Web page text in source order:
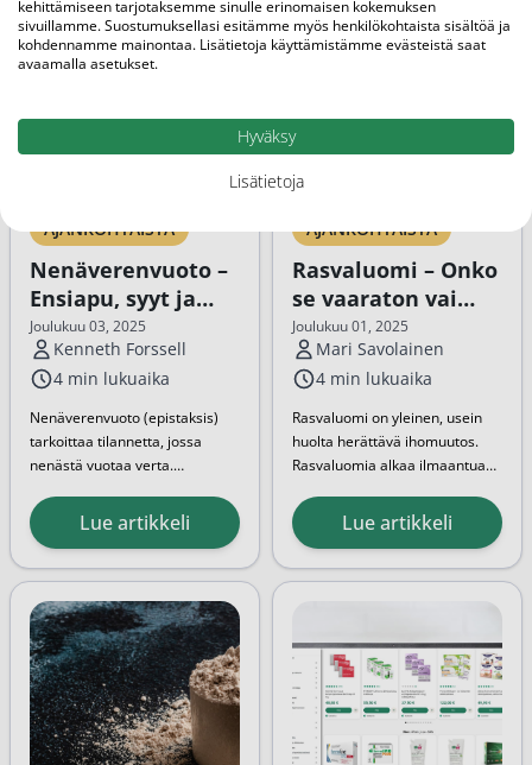
AJANKOHTAISTA
Nenäverenvuoto –
Ensiapu, syyt ja
hoito
Joulukuu 03, 2025
Kenneth Forssell
4 min lukuaika
Nenäverenvuoto(epistaksis)
tarkoittaa tilannetta, jossa
nenästä vuotaa verta.
ja helposti hoidettavissa
kotona. Nenäverenvuodon
ja etenkin runsaan tai toistuvan
nenäverenvuodon kohdalla...
Lue artikkeli
AJANKOHTAISTA
Rasvaluomi – Onko
se vaaraton vai
kannattaako
poistaa?
Joulukuu 01, 2025
Mari Savolainen
4 min lukuaika
Rasvaluomi on yleinen, usein
huolta herättävä ihomuutos.
Rasvaluomia alkaa ilmaantua
Moni huomaa rasvaluomen
kasvoissaan tai vartalossaan ja
Seuraavaksi kerromme, mitä
Lue artikkeli
kehittämiseen tarjotaksemme sinulle erinomaisen kokemuksen
sivuillamme. Suostumuksellasi esitämme myös henkilökohtaista sisältöä ja
kohdennamme mainontaa. Lisätietoja käyttämistämme evästeistä saat
avaamalla asetukset.
Hyväksy
Lisätietoja